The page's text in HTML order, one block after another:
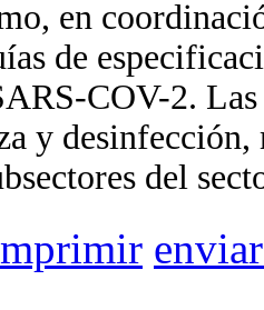
en
de
COV-2.
y
del